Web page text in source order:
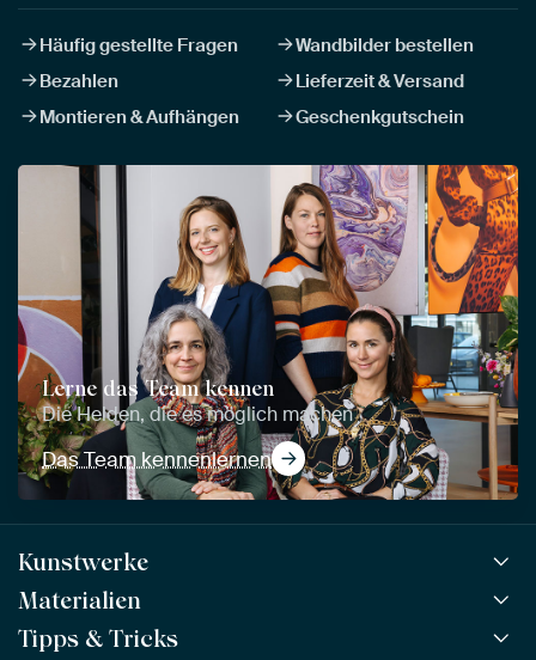
Häufig gestellte Fragen
Wandbilder bestellen
Bezahlen
Lieferzeit & Versand
Montieren & Aufhängen
Geschenkgutschein
Lerne das Team kennen
Die Helden, die es möglich machen
Das Team kennenlernen
Kunstwerke
Alle Kunstwerke
Alle Kollektionen
Materialien
ArtFrame™ BELIEBT
Tipps & Tricks